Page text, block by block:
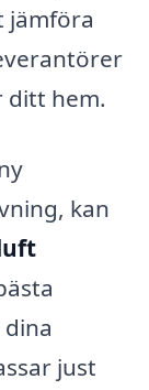
jämföra
ditt hem.
kan
just